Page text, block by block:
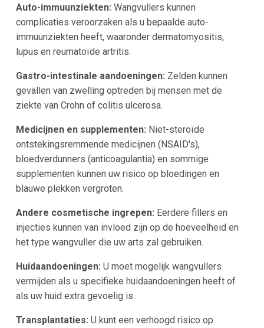
Auto-immuunziekten: Wangvullers kunnen
complicaties veroorzaken als u bepaalde auto-
immuunziekten heeft, waaronder dermatomyositis,
lupus en reumatoïde artritis.
Gastro-intestinale aandoeningen: Zelden kunnen
gevallen van zwelling optreden bij mensen met de
ziekte van Crohn of colitis ulcerosa.
Medicijnen en supplementen: Niet-steroïde
ontstekingsremmende medicijnen (NSAID's),
bloedverdunners (anticoagulantia) en sommige
supplementen kunnen uw risico op bloedingen en
blauwe plekken vergroten.
Andere cosmetische ingrepen: Eerdere fillers en
injecties kunnen van invloed zijn op de hoeveelheid en
het type wangvuller die uw arts zal gebruiken.
Huidaandoeningen: U moet mogelijk wangvullers
vermijden als u specifieke huidaandoeningen heeft of
als uw huid extra gevoelig is.
Transplantaties: U kunt een verhoogd risico op